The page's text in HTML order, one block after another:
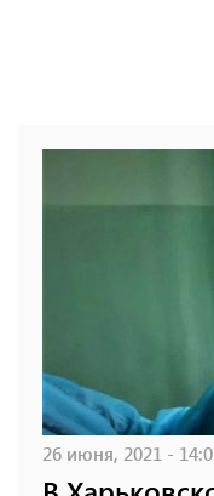
26 июня, 2021 -